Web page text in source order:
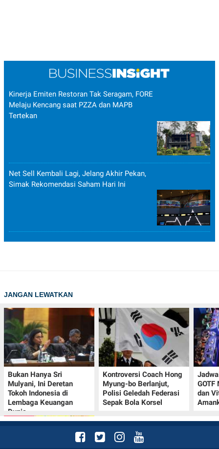
Kinerja Emiten Restoran Tak Seragam, FORE
Melaju Kencang saat PZZA dan MAPB
Tertekan
Net Sell Kembali Lagi, Jelang Akhir Pekan,
Simak Rekomendasi Saham Hari Ini
JANGAN LEWATKAN
Bukan Hanya Sri
Mulyani, Ini Deretan
Tokoh Indonesia di
Lembaga Keuangan
Dunia
Kontroversi Coach Hong
Myung-bo Berlanjut,
Polisi Geledah Federasi
Sepak Bola Korsel
GOTF
dan